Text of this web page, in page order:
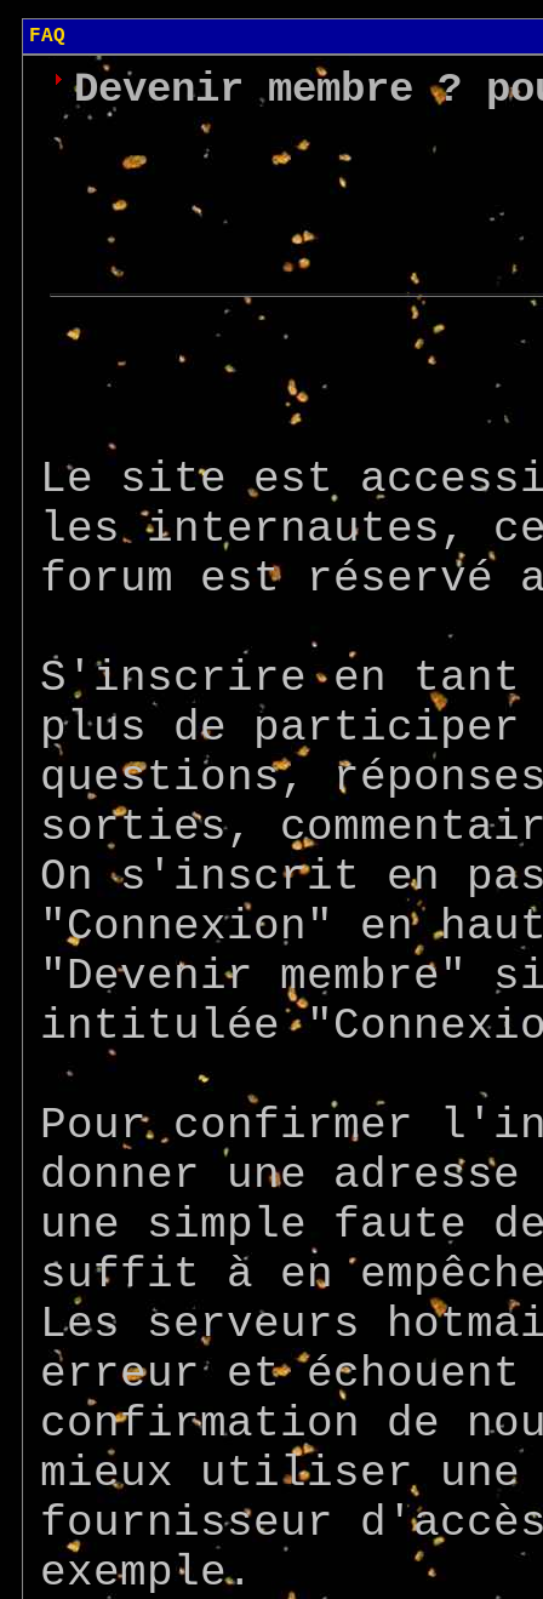
FAQ
Devenir membre ?
Le site est
les internautes,
forum est réservé
S'inscrire en tant
plus de
questions,
sorties,
On s'inscrit en
"Connexion" en
"Devenir membre"
intitulée
Pour confirmer
donner une
une simple faute
suffit à en
Les serveurs
erreur et échouent
confirmation de
mieux utiliser une
fournisseur
exemple.